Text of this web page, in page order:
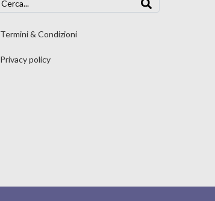
Termini & Condizioni
Privacy policy